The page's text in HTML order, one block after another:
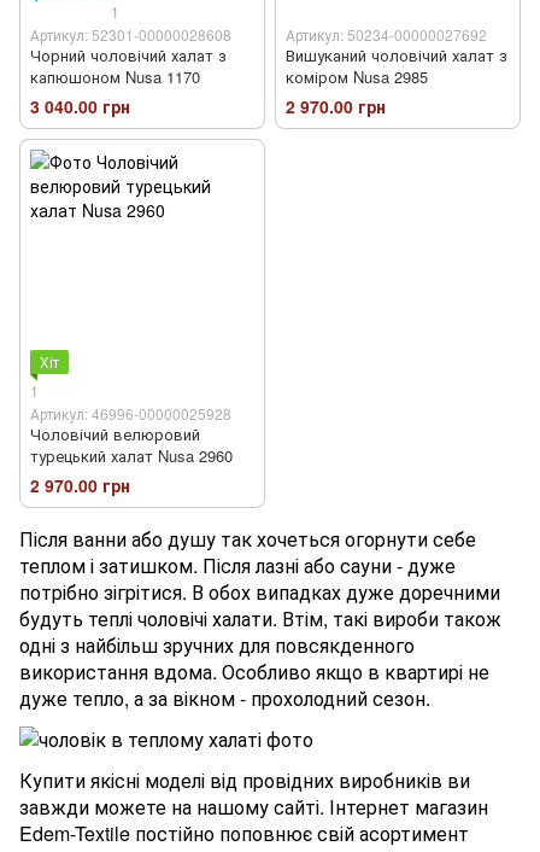
1
Артикул: 52301-00000028608
Чорний чоловічий халат з
капюшоном Nusa 1170
3 040.00 грн
Артикул: 50234-00000027692
Вишуканий чоловічий халат з
коміром Nusa 2985
2 970.00 грн
Хіт
1
Артикул: 46996-00000025928
Чоловічий велюровий
турецький халат Nusa 2960
2 970.00 грн
Після ванни або душу так хочеться огорнути себе
теплом і затишком. Після лазні або сауни - дуже
потрібно зігрітися. В обох випадках дуже доречними
будуть теплі чоловічі халати. Втім, такі вироби також
одні з найбільш зручних для повсякденного
використання вдома. Особливо якщо в квартирі не
дуже тепло, а за вікном - прохолодний сезон.
Купити якісні моделі від провідних виробників ви
завжди можете на нашому сайті. Інтернет магазин
Edem-Textile постійно поповнює свій асортимент